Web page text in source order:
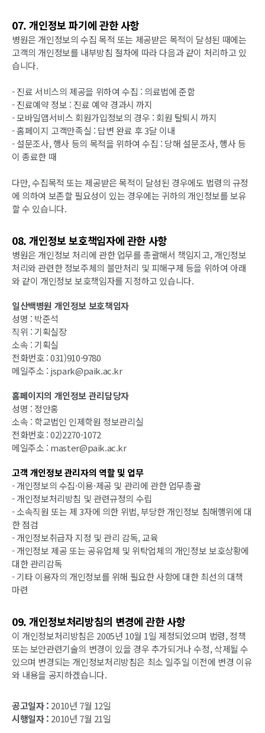
07. 개인정보 파기에 관한 사항
병원은 개인정보의 수집 목적 또는 제공받은 목적이 달성된 때에는
고객의 개인정보를 내부방침 절차에 따라 다음과 같이 처리하고 있
습니다.
- 진료 서비스의 제공을 위하여 수집 : 의료법에 준함
- 진료예약 정보 : 진료 예약 경과시 까지
- 모바일앱서비스 회원가입정보의 경우 : 회원 탈퇴시 까지
- 홈페이지 고객만족실 : 답변 완료 후 3달 이내
- 설문조사, 행사 등의 목적을 위하여 수집 : 당해 설문조사, 행사 등
이 종료한 때
다만, 수집목적 또는 제공받은 목적이 달성된 경우에도 법령의 규정
에 의하여 보존할 필요성이 있는 경우에는 귀하의 개인정보를 보유
할 수 있습니다.
08. 개인정보 보호책임자에 관한 사항
병원은 개인정보 처리에 관한 업무를 총괄해서 책임지고, 개인정보
처리와 관련한 정보주체의 불만처리 및 피해구제 등을 위하여 아래
와 같이 개인정보 보호책임자를 지정하고 있습니다.
일산백병원 개인정보 보호책임자
성명 : 박준석
직위 : 기획실장
소속 : 기획실
전화번호 : 031)910-9780
메일주소 : jspark@paik.ac.kr
홈페이지의 개인정보 관리담당자
성명 : 정안홍
소속 : 학교법인 인제학원 정보관리실
전화번호 : 02)2270-1072
메일주소 : master@paik.ac.kr
고객 개인정보 관리자의 역할 및 업무
- 개인정보의 수집·이용·제공 및 관리에 관한 업무총괄
- 개인정보처리방침 및 관련규정의 수립
- 소속직원 또는 제 3자에 의한 위법, 부당한 개인정보 침해행위에 대
한 점검
- 개인정보취급자 지정 및 관리 감독, 교육
- 개인정보 제공 또는 공유업체 및 위탁업체의 개인정보 보호상황에
대한 관리감독
- 기타 이용자의 개인정보를 위해 필요한 사항에 대한 최선의 대책
마련
09. 개인정보처리방침의 변경에 관한 사항
이 개인정보처리방침은 2005년 10월 1일 제정되었으며 법령, 정책
또는 보안관련기술의 변경이 있을 경우 추가되거나 수정, 삭제될 수
있으며 변경되는 개인정보처리방침은 최소 일주일 이전에 변경 이유
와 내용을 공지하겠습니다.
공고일자 : 2010년 7월 12일
시행일자 : 2010년 7월 21일